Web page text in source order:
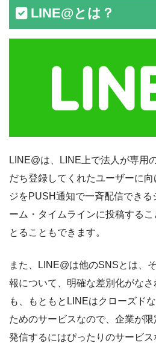
LINE@とは？
LINE@は、LINE上で法人が専用
だち登録してくれたユーザーに
ジをPUSH通知で一斉配信でき
ーム・タイムラインに投稿する
とることもできます。
また、LINE@は他のSNSとは、
報について、明確な差別化がな
も、もともとLINEはクローズド
ためのサービスなので、企業が
発信するにはぴったりのサービス